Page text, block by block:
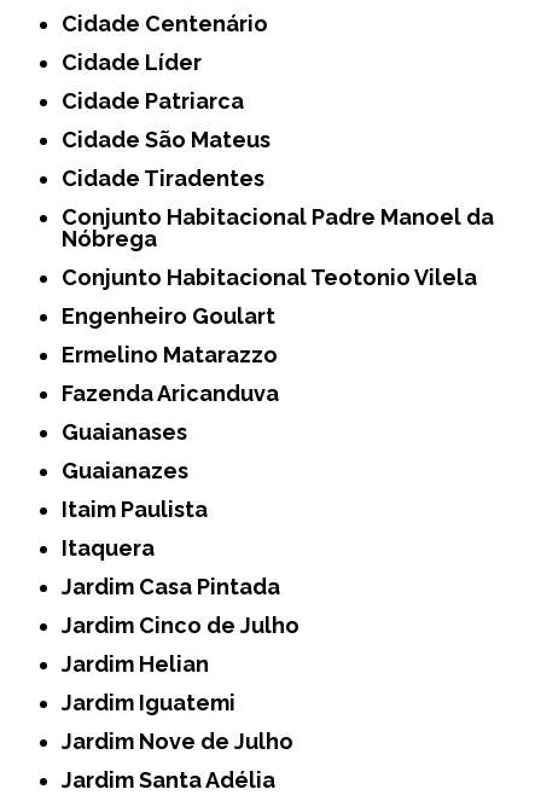
Cidade Centenário
Cidade Líder
Cidade Patriarca
Cidade São Mateus
Cidade Tiradentes
Conjunto Habitacional Padre Manoel da
Nóbrega
Conjunto Habitacional Teotonio Vilela
Engenheiro Goulart
Ermelino Matarazzo
Fazenda Aricanduva
Guaianases
Guaianazes
Itaim Paulista
Itaquera
Jardim Casa Pintada
Jardim Cinco de Julho
Jardim Helian
Jardim Iguatemi
Jardim Nove de Julho
Jardim Santa Adélia